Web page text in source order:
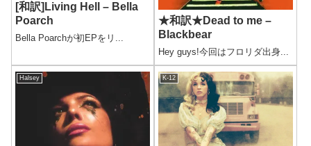
[和訳]Living Hell – Bella
Poarch
Bella Poarchが初EPをリ...
★和訳★Dead to me –
Blackbear
Hey guys!今回はフロリダ出身...
Halsey K-12